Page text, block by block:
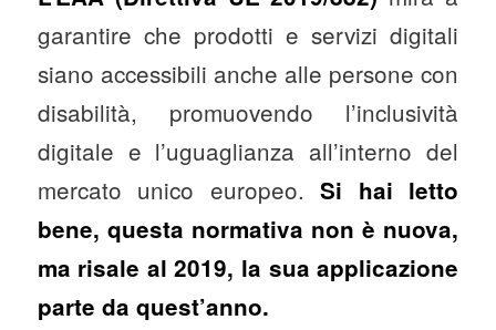
garantire che prodotti e servizi digitali
siano accessibili anche alle persone con
disabilità, promuovendo l’inclusività
digitale e l’uguaglianza all’interno del
mercato unico europeo.Si hai letto
bene, questa normativa non è nuova,
ma risale al 2019, la sua applicazione
parte da quest’anno.